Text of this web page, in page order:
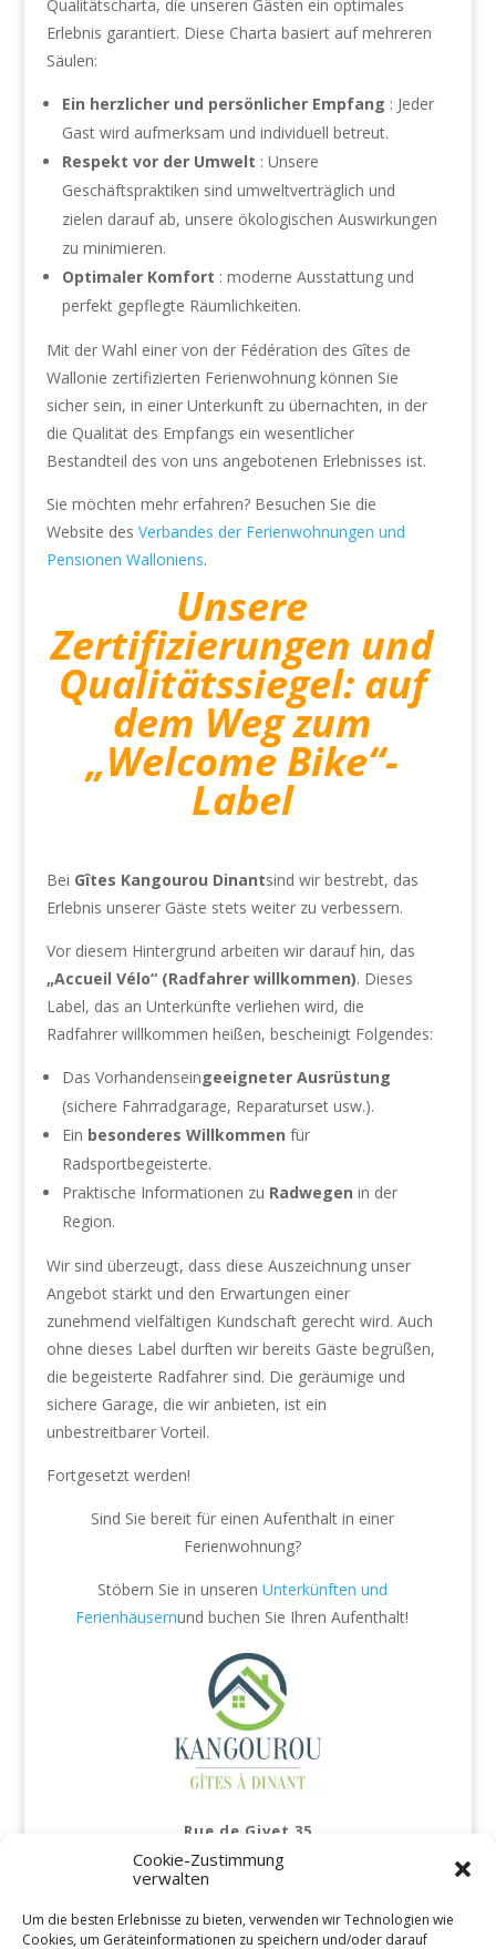
Cookie-Zustimmung
verwalten
Um die besten Erlebnisse zu bieten, verwenden wir Technologien wie
Cookies, um Geräteinformationen zu speichern und/oder darauf
Qualitätscharta, die unseren Gästen ein optimales
Erlebnis garantiert. Diese Charta basiert auf mehreren
Säulen:
Ein herzlicher und persönlicher Empfang : Jeder
Gast wird aufmerksam und individuell betreut.
Respekt vor der Umwelt : Unsere
Geschäftspraktiken sind umweltverträglich und
zielen darauf ab, unsere ökologischen Auswirkungen
zu minimieren.
Optimaler Komfort : moderne Ausstattung und
perfekt gepflegte Räumlichkeiten.
Mit der Wahl einer von der Fédération des Gîtes de
Wallonie zertifizierten Ferienwohnung können Sie
sicher sein, in einer Unterkunft zu übernachten, in der
die Qualität des Empfangs ein wesentlicher
Bestandteil des von uns angebotenen Erlebnisses ist.
Sie möchten mehr erfahren? Besuchen Sie die
Website desVerbandes der Ferienwohnungen und
Pensionen Walloniens.
Unsere
Zertifizierungen und
Qualitätssiegel: auf
dem Weg zum
„Welcome Bike“-
Label
Bei Gîtes Kangourou Dinantsind wir bestrebt, das
Erlebnis unserer Gäste stets weiter zu verbessern.
Vor diesem Hintergrund arbeiten wir darauf hin, das
„Accueil Vélo“ (Radfahrer willkommen). Dieses
Label, das an Unterkünfte verliehen wird, die
Radfahrer willkommen heißen, bescheinigt Folgendes:
Das Vorhandenseingeeigneter Ausrüstung
(sichere Fahrradgarage, Reparaturset usw.).
Ein besonderes Willkommen für
Radsportbegeisterte.
Praktische Informationen zu Radwegen in der
Region.
Wir sind überzeugt, dass diese Auszeichnung unser
Angebot stärkt und den Erwartungen einer
zunehmend vielfältigen Kundschaft gerecht wird. Auch
ohne dieses Label durften wir bereits Gäste begrüßen,
die begeisterte Radfahrer sind. Die geräumige und
sichere Garage, die wir anbieten, ist ein
unbestreitbarer Vorteil.
Fortgesetzt werden!
Sind Sie bereit für einen Aufenthalt in einer
Ferienwohnung?
Stöbern Sie in unseren Unterkünften und
Ferienhäusernund buchen Sie Ihren Aufenthalt!
Rue de Givet 35
5500 Dinant
Belgien
Impressum